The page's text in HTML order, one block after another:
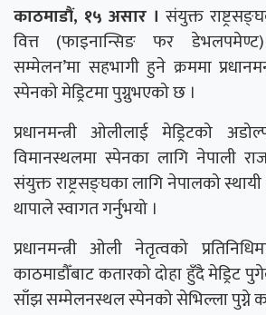
काठमाडौं, १५ असार । संयुक्त
वित्त (फाइनान्सिङ फर डेभलपमेण्ट)
सम्मेलन’मा सहभागी हुने क्रममा
स्पेनको मेड्रिटमा पुग्नुभएको छ ।
प्रधानमन्त्री ओलीलाई मेड्रिटको
विमानस्थलमा स्पेनका लागि नेपाली
संयुक्त राष्ट्रसङ्घका लागि नेपालको
थापाले स्वागत गर्नुभयो ।
प्रधानमन्त्री ओली नेतृत्वको
काठमाडौँबाट कतारको दोहा हुँदै मेड्रिट
साँझ सम्मेलनस्थल स्पेनको सेभिल्ला पुग्ने